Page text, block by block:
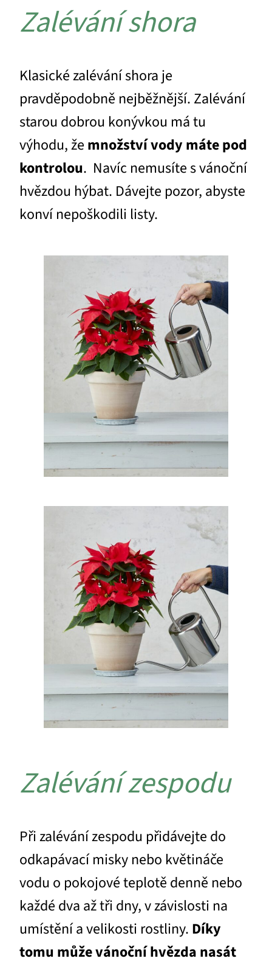
Zalévání shora
Klasické zalévání shora je
pravděpodobně nejběžnější. Zalévání
starou dobrou konývkou má tu
výhodu, že množství vody máte pod
kontrolou. Navíc nemusíte s vánoční
hvězdou hýbat. Dávejte pozor, abyste
konví nepoškodili listy.
Zalévání zespodu
Při zalévání zespodu přidávejte do
odkapávací misky nebo květináče
vodu o pokojové teplotě denně nebo
každé dva až tři dny, v závislosti na
umístění a velikosti rostliny. Díky
tomu může vánoční hvězda nasát